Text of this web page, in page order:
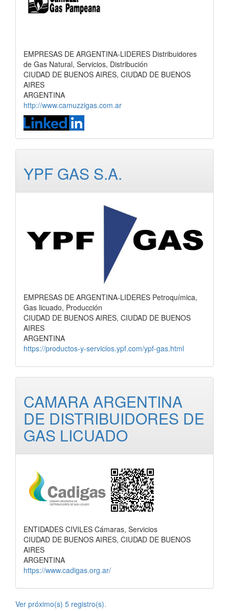
EMPRESAS DE ARGENTINA-LIDERES Distribuidores
de Gas Natural, Servicios, Distribución
CIUDAD DE BUENOS AIRES, CIUDAD DE BUENOS
AIRES
ARGENTINA
http://www.camuzzigas.com.ar
YPF GAS S.A.
EMPRESAS DE ARGENTINA-LIDERES Petroquímica,
Gas licuado, Producción
CIUDAD DE BUENOS AIRES, CIUDAD DE BUENOS
AIRES
ARGENTINA
https://productos-y-servicios.ypf.com/ypf-gas.html
CAMARA ARGENTINA
DE DISTRIBUIDORES DE
GAS LICUADO
ENTIDADES CIVILES Cámaras, Servicios
CIUDAD DE BUENOS AIRES, CIUDAD DE BUENOS
AIRES
ARGENTINA
https://www.cadigas.org.ar/
Ver próximo(s) 5 registro(s).